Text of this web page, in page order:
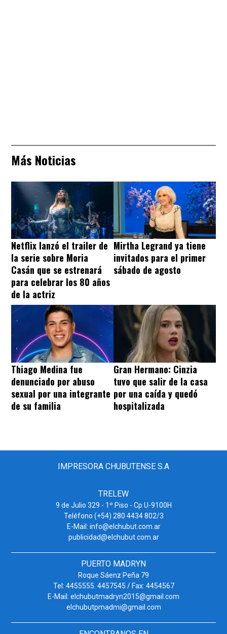
Más Noticias
Netflix lanzó el trailer de
la serie sobre Moria
Casán que se estrenará
para celebrar los 80 años
de la actriz
Mirtha Legrand ya tiene
invitados para el primer
sábado de agosto
Thiago Medina fue
denunciado por abuso
sexual por una integrante
de su familia
Gran Hermano: Cinzia
tuvo que salir de la casa
por una caída y quedó
hospitalizada
IMPRESORA CHUBUTENSE S.A
TRELEW
9 de Julio 329 - 1º Piso - Cp U-9100H
Teléfono (+54) 280 4434 802/3
E-Mail: info@elchubut.com.ar
publicidad@elchubut.com.ar
PUERTO MADRYN
Roque Sáenz Peña 79
Tel: 4455555. 4457545 / Fax: 4454567
E-Mail: elchubutmadryn2015@gmail.com
elchubutpmadmi@gmail.com